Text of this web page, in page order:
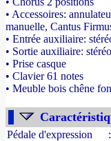
• Accessoires:
manuelle, Cantus
• Entrée auxiliaire:
• Sortie auxiliaire: stéréo
• Prise casque
• Clavier 61 notes
• Meuble bois chêne
Pédale d'expression :